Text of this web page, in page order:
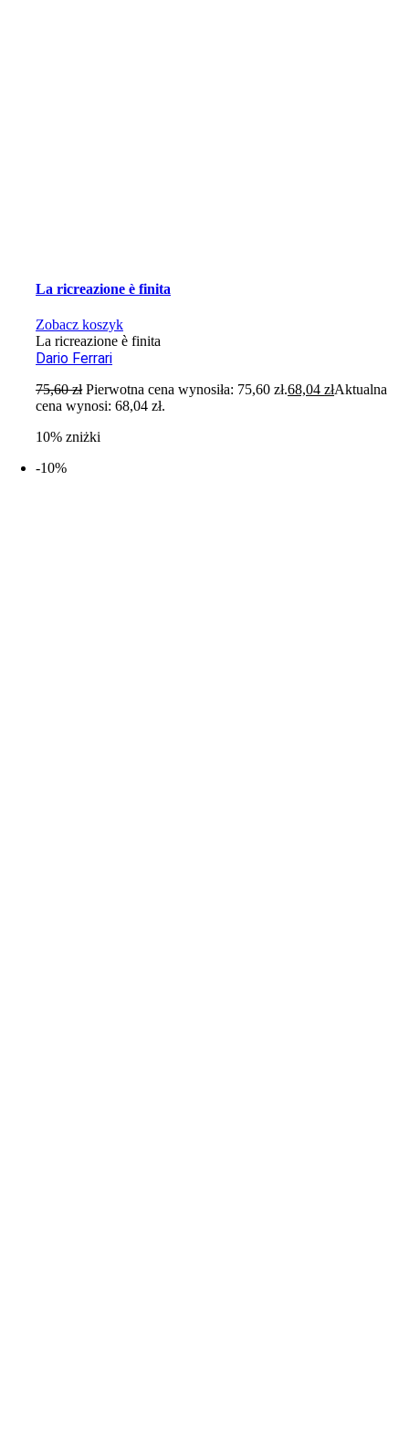
La ricreazione è finita
Zobacz koszyk
La ricreazione è finita
Dario Ferrari
75,60zł Pierwotna cena wynosiła: 75,60 zł.68,04złAktualna
cena wynosi: 68,04 zł.
10% zniżki
-10%